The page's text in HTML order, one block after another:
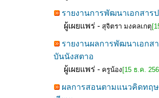
รายงานการพัฒนาเอกสาร
ผู้เผยแพร่ - สุจิตรา มงคลเกตุ
รายงานผลการพัฒนาเอกส
บันนังสตาอ
ผู้เผยแพร่ - ครูน้อง [15 ธ.ค.
ผลการสอนตามแนวคิดทฤ